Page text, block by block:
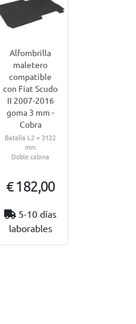
Alfombrilla
maletero
compatible
con Fiat Scudo
II 2007-2016
goma 3 mm -
Cobra
Batalla L2 = 3122
mm
Doble cabina
€ 182,00
5-10 días
laborables